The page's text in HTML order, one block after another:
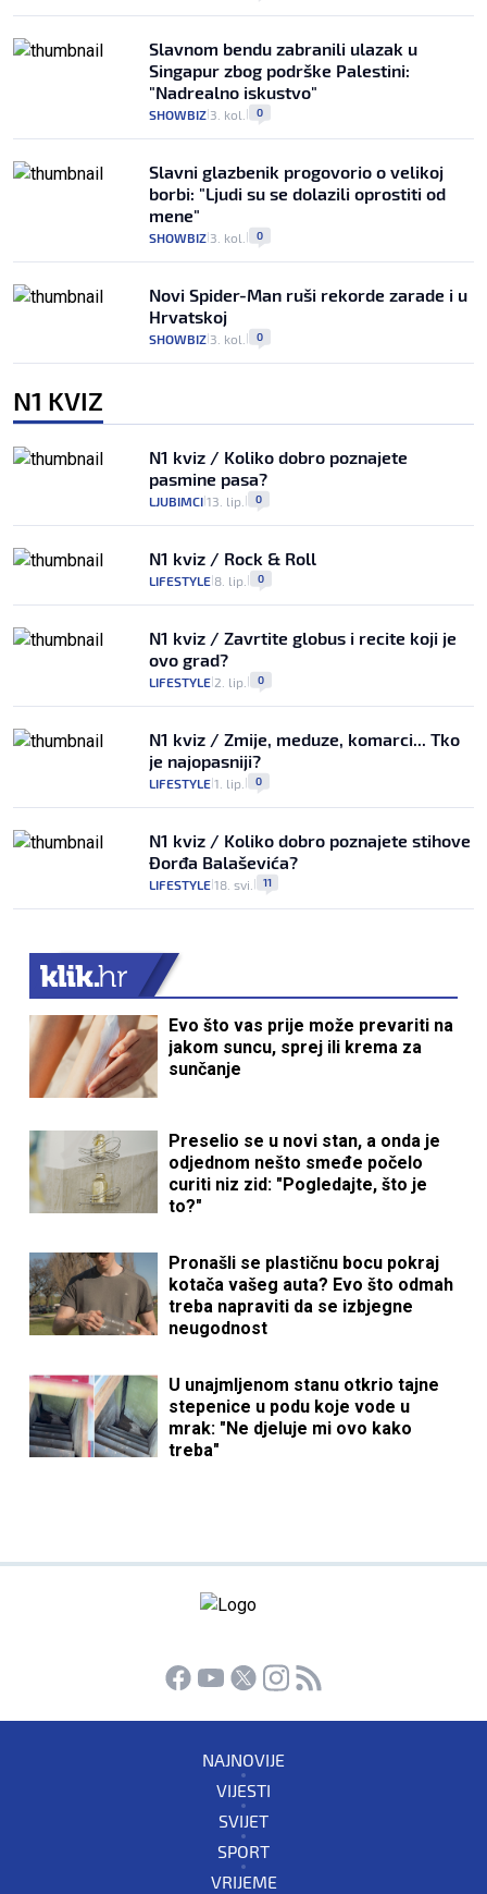
Slavnom bendu zabranili ulazak u
Singapur zbog podrške Palestini:
"Nadrealno iskustvo"
SHOWBIZ 3. kol. 0
Slavni glazbenik progovorio o velikoj
borbi: "Ljudi su se dolazili oprostiti od
mene"
SHOWBIZ 3. kol. 0
Novi Spider-Man ruši rekorde zarade i u
Hrvatskoj
SHOWBIZ 3. kol. 0
N1 KVIZ
N1 kviz / Koliko dobro poznajete
pasmine pasa?
LJUBIMCI 13. lip. 0
N1 kviz / Rock & Roll
LIFESTYLE 8. lip. 0
N1 kviz / Zavrtite globus i recite koji je
ovo grad?
LIFESTYLE 2. lip. 0
N1 kviz / Zmije, meduze, komarci... Tko
je najopasniji?
LIFESTYLE 1. lip. 0
N1 kviz / Koliko dobro poznajete stihove
Đorđa Balaševića?
LIFESTYLE 18. svi. 11
Evo što vas prije može prevariti na
jakom suncu, sprej ili krema za
sunčanje
Preselio se u novi stan, a onda je
odjednom nešto smeđe počelo
curiti niz zid: "Pogledajte, što je
to?"
Pronašli se plastičnu bocu pokraj
kotača vašeg auta? Evo što odmah
treba napraviti da se izbjegne
neugodnost
U unajmljenom stanu otkrio tajne
stepenice u podu koje vode u
mrak: "Ne djeluje mi ovo kako
treba"
NAJNOVIJE
VIJESTI
SVIJET
SPORT
VRIJEME